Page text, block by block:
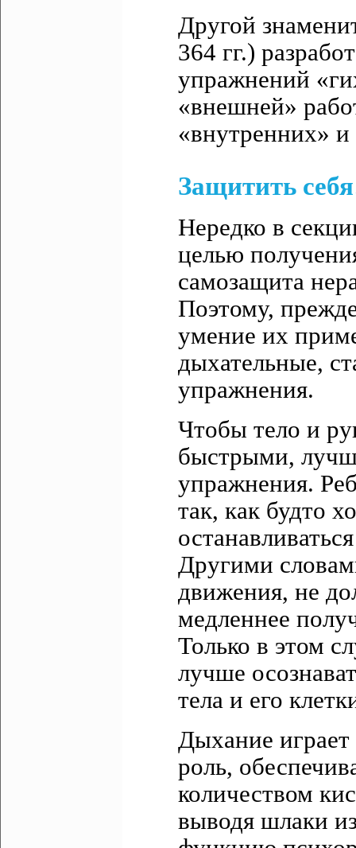
Другой
364 гг.)
упражнений
«внешней»
«внутренних»
Защитить
Нередко в
целью
самозащита
Поэтому,
умение их
дыхательные,
упражнения.
Чтобы тело и
быстрыми,
упражнения.
так, как будто
Другими
движения, не
медленнее
Только в этом
лучше
тела и его
Дыхание
роль,
количеством
выводя шлаки